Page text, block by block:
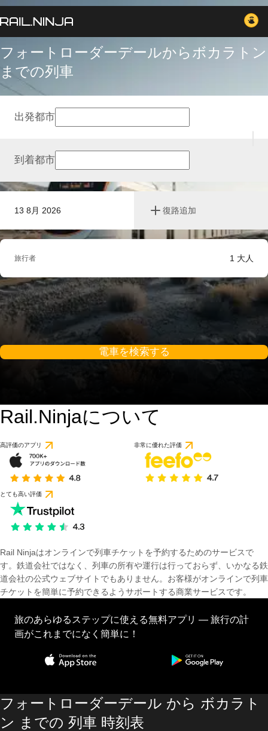
フォートローダーデールからボカラトン
までの列車
13 8月 2026 復路追加
出発都市
到着都市
旅行者 1 大人
電車を検索する
Rail.Ninjaについて
高評価のアプリ 非常に優れた評価
とても高い評価
Rail Ninjaはオンラインで列車チケットを予約するためのサービスで
す。鉄道会社ではなく、列車の所有や運行は行っておらず、いかなる鉄
道会社の公式ウェブサイトでもありません。お客様がオンラインで列車
チケットを簡単に予約できるようサポートする商業サービスです。
旅のあらゆるステップに使える無料アプリ — 旅行の計
画がこれまでになく簡単に！
フォートローダーデール から ボカラト
ン までの 列車 時刻表